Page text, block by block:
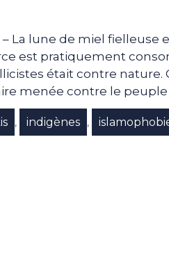
La lune de miel fielleuse
est pratiquement
était contre nature.
menée contre le peuple
, indigènes ,